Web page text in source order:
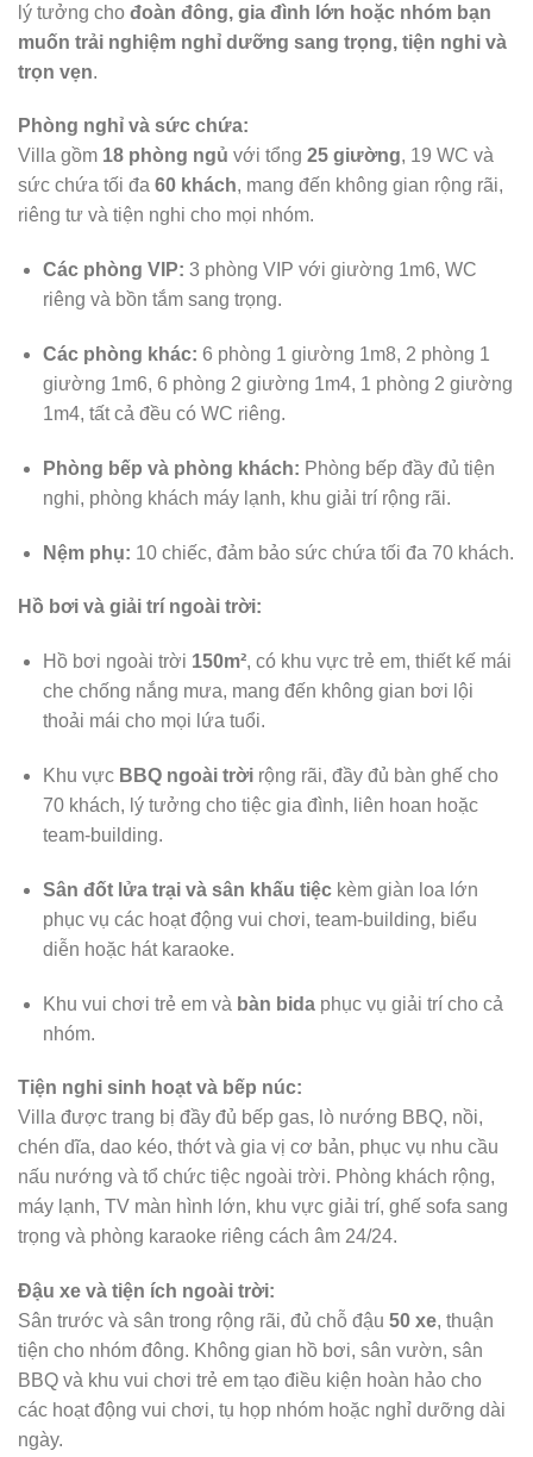
lý tưởng cho đoàn đông, gia đình lớn hoặc nhóm bạn
muốn trải nghiệm nghỉ dưỡng sang trọng, tiện nghi và
trọn vẹn.
Phòng nghỉ và sức chứa:
Villa gồm 18 phòng ngủ với tổng 25 giường, 19 WC và
sức chứa tối đa 60 khách, mang đến không gian rộng rãi,
riêng tư và tiện nghi cho mọi nhóm.
Các phòng VIP: 3 phòng VIP với giường 1m6, WC
riêng và bồn tắm sang trọng.
Các phòng khác: 6 phòng 1 giường 1m8, 2 phòng 1
giường 1m6, 6 phòng 2 giường 1m4, 1 phòng 2 giường
1m4, tất cả đều có WC riêng.
Phòng bếp và phòng khách: Phòng bếp đầy đủ tiện
nghi, phòng khách máy lạnh, khu giải trí rộng rãi.
Nệm phụ: 10 chiếc, đảm bảo sức chứa tối đa 70 khách.
Hồ bơi và giải trí ngoài trời:
Hồ bơi ngoài trời 150m², có khu vực trẻ em, thiết kế mái
che chống nắng mưa, mang đến không gian bơi lội
thoải mái cho mọi lứa tuổi.
Khu vực BBQ ngoài trờirộng rãi, đầy đủ bàn ghế cho
70 khách, lý tưởng cho tiệc gia đình, liên hoan hoặc
team-building.
Sân đốt lửa trại và sân khấu tiệckèm giàn loa lớn
phục vụ các hoạt động vui chơi, team-building, biểu
diễn hoặc hát karaoke.
Khu vui chơi trẻ em và bàn bidaphục vụ giải trí cho cả
nhóm.
Tiện nghi sinh hoạt và bếp núc:
Villa được trang bị đầy đủ bếp gas, lò nướng BBQ, nồi,
chén dĩa, dao kéo, thớt và gia vị cơ bản, phục vụ nhu cầu
nấu nướng và tổ chức tiệc ngoài trời. Phòng khách rộng,
máy lạnh, TV màn hình lớn, khu vực giải trí, ghế sofa sang
trọng và phòng karaoke riêng cách âm 24/24.
Đậu xe và tiện ích ngoài trời:
Sân trước và sân trong rộng rãi, đủ chỗ đậu 50 xe, thuận
tiện cho nhóm đông. Không gian hồ bơi, sân vườn, sân
BBQ và khu vui chơi trẻ em tạo điều kiện hoàn hảo cho
các hoạt động vui chơi, tụ họp nhóm hoặc nghỉ dưỡng dài
ngày.